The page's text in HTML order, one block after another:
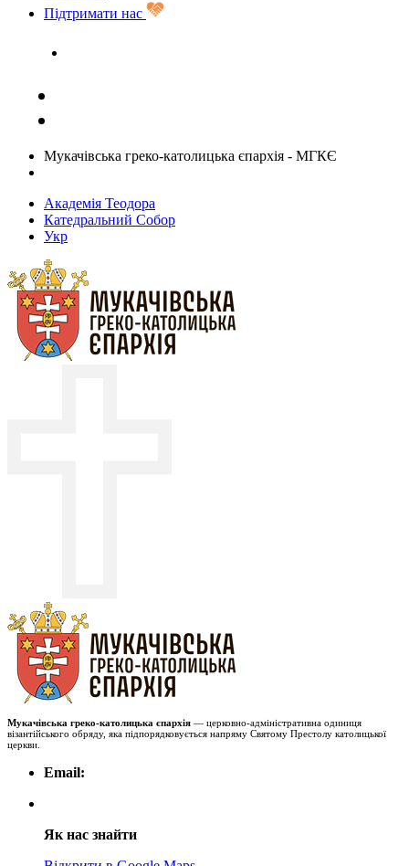
Підтримати нас
Мукачівська греко-католицька єпархія - МГКЄ
Академія Теодора
Катедральний Собор
Укр
Мукачівська греко-католицька єпархія — церковно-адміністративна одиниця
візантійського обряду, яка підпорядковується напряму Святому Престолу католицької
церкви.
Email:
Як нас знайти